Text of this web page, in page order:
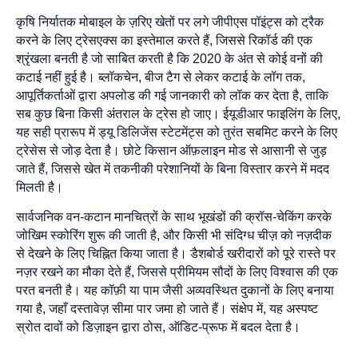
कृषि निर्यातक मोबाइल के ज़रिए खेतों पर लगे जीपीएस पॉइंट्स को ट्रैक
करने के लिए ट्रेसएक्स का इस्तेमाल करते हैं, जिससे रिकॉर्ड की एक
श्रृंखला बनती है जो साबित करती है कि 2020 के अंत से कोई वनों की
कटाई नहीं हुई है। ब्लॉकचेन, बीज टैग से लेकर कटाई के लॉग तक,
आपूर्तिकर्ताओं द्वारा अपलोड की गई जानकारी को लॉक कर देता है, ताकि
सब कुछ बिना किसी अंतराल के ट्रेस हो जाए। ईयूडीआर फाइलिंग के लिए,
यह सही प्रारूप में ड्यू डिलिजेंस स्टेटमेंट्स को तुरंत सबमिट करने के लिए
ट्रेसेस से जोड़ देता है। छोटे किसान ऑफ़लाइन मोड से आसानी से जुड़
जाते हैं, जिससे खेत में तकनीकी परेशानियों के बिना विस्तार करने में मदद
मिलती है।
सार्वजनिक वन-कटान मानचित्रों के साथ भूखंडों की क्रॉस-चेकिंग करके
जोखिम स्कोरिंग शुरू की जाती है, और किसी भी संदिग्ध चीज़ को नज़दीक
से देखने के लिए चिह्नित किया जाता है। डैशबोर्ड खरीदारों को पूरे रास्ते पर
नज़र रखने का मौका देते हैं, जिससे प्रीमियम सौदों के लिए विश्वास की एक
परत बनती है। यह कॉफ़ी या पाम जैसी अव्यवस्थित दुकानों के लिए बनाया
गया है, जहाँ दस्तावेज़ सीमा पार जमा हो जाते हैं। संक्षेप में, यह अस्पष्ट
स्रोत दावों को डिज़ाइन द्वारा ठोस, ऑडिट-प्रूफ में बदल देता है।